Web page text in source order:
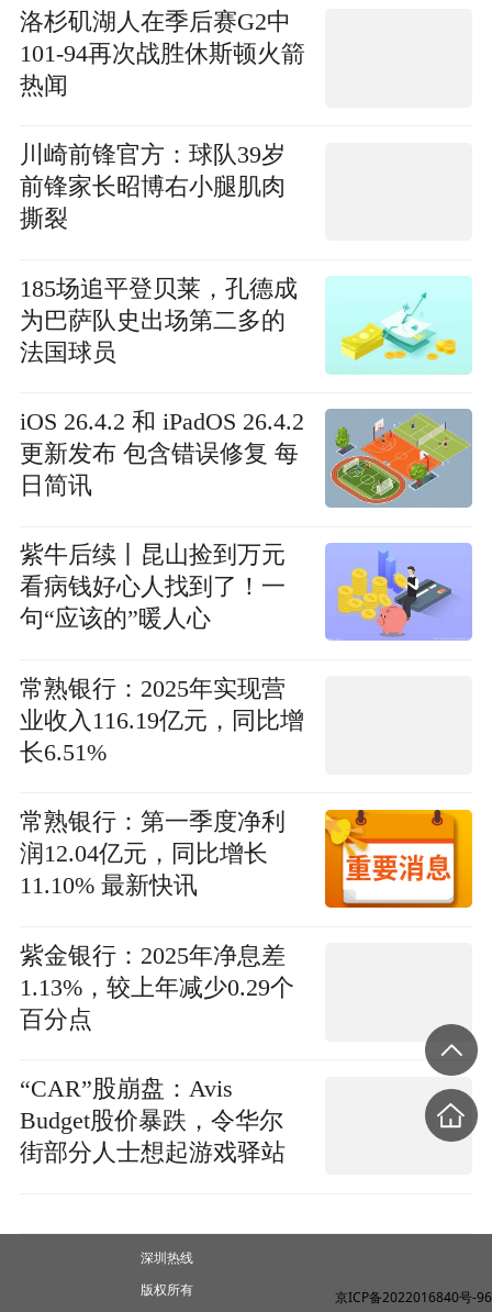
洛杉矶湖人在季后赛G2中
101-94再次战胜休斯顿火箭
热闻
川崎前锋官方：球队39岁
前锋家长昭博右小腿肌肉
撕裂
185场追平登贝莱，孔德成
为巴萨队史出场第二多的
法国球员
iOS 26.4.2 和 iPadOS 26.4.2
更新发布 包含错误修复 每
日简讯
紫牛后续丨昆山捡到万元
看病钱好心人找到了！一
句“应该的”暖人心
常熟银行：2025年实现营
业收入116.19亿元，同比增
长6.51%
常熟银行：第一季度净利
润12.04亿元，同比增长
11.10% 最新快讯
紫金银行：2025年净息差
1.13%，较上年减少0.29个
百分点
“CAR”股崩盘：Avis
Budget股价暴跌，令华尔
街部分人士想起游戏驿站
深圳热线
版权所有 京ICP备2022016840号-96